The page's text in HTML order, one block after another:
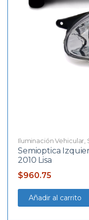
Iluminación Vehicular
Semioptica
2010 Lisa
$960.75
Añadir al carrito